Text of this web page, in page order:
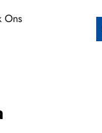
Ons